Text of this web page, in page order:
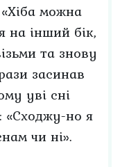
можна
на інший бік,
та знову
засинав
уві сні
«Сходжу-но я
чи ні».